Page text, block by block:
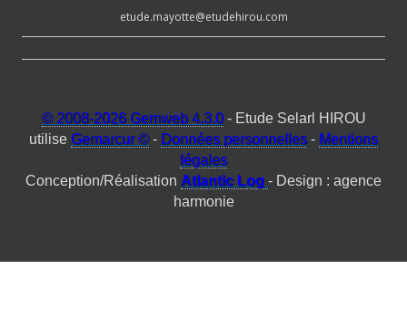
etude.mayotte@etudehirou.com
© 2008-2026 Gemweb 4.3.0- Etude Selarl HIROU
utilise Gemarcur © - Données personnelles - Mentions
légales
Conception/Réalisation Atlantic Log - Design : agence
harmonie